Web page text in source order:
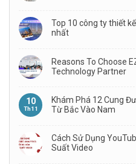
Top 10 công ty thiết
nhất
Reasons To Choose
Technology Partner
10
Th11
Khám Phá 12 Cung
Từ Bắc Vào Nam
Cách Sử Dụng
Suất Video